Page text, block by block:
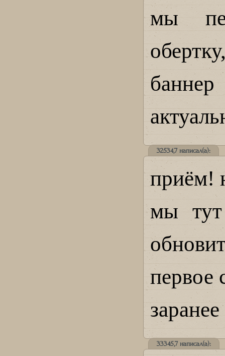
мы
32534,7 написал(а):
приём!
мы тут
первое
33345,7 написал(а):